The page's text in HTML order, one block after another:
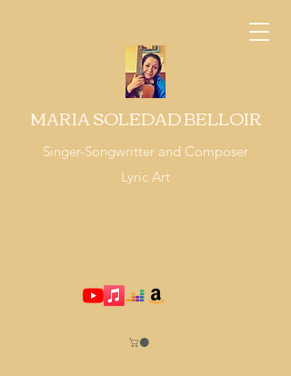
MARIA SOLEDAD BELLOIR
Singer-Songwritter and Composer
Lyric Art